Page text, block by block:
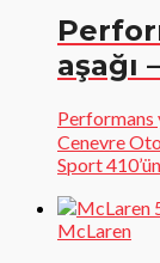
aşağı
Performans
Cenevre
Sport
McLaren